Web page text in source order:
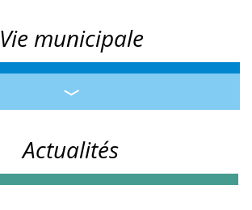
Vie municipale
Actualités